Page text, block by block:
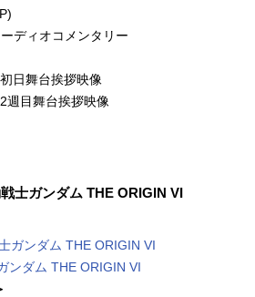
ディオコメンタリー
日舞台挨拶映像
目舞台挨拶映像
士ガンダム THE ORIGIN VI
ンダム THE ORIGIN VI